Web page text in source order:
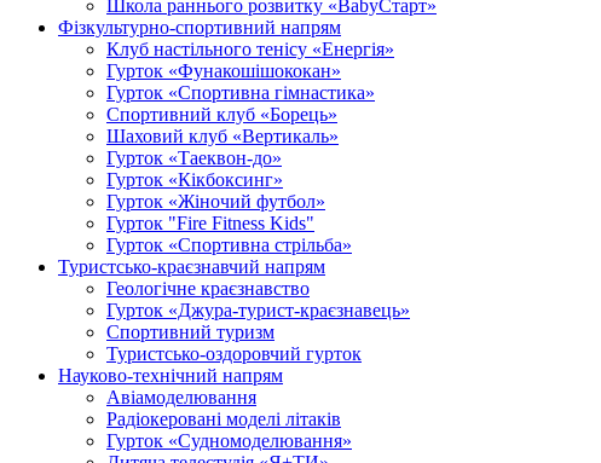
Школа раннього розвитку «BabyСтарт»
Фізкультурно-спортивний напрям
Клуб настільного тенісу «Енергія»
Гурток «Фунакошішококан»
Гурток «Спортивна гімнастика»
Спортивний клуб «Борець»
Шаховий клуб «Вертикаль»
Гурток «Таеквон-до»
Гурток «Кікбоксинг»
Гурток «Жіночий футбол»
Гурток "Fire Fitness Kids"
Гурток «Спортивна стрільба»
Туристсько-краєзнавчий напрям
Геологічне краєзнавство
Гурток «Джура-турист-краєзнавець»
Спортивний туризм
Туристсько-оздоровчий гурток
Науково-технічний напрям
Авіамоделювання
Радіокеровані моделі літаків
Гурток «Судномоделювання»